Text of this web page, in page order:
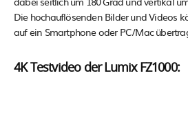
Die hochauflösenden Bilder und Videos
auf ein Smartphone oder PC/Mac
4K Testvideo der Lumix FZ1000: